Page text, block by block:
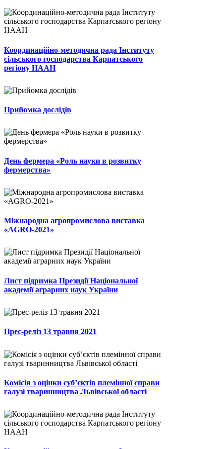
Координаційно-методична рада Інституту
сільського господарства Карпатського
регіону НААН
Прийомка дослідів
День фермера «Роль науки в розвитку
фермерства»
Міжнародна агропромислова виставка
«AGRO-2021»
Лист підримка Президії Національної
академії аграрних наук України
Прес-реліз 13 травня 2021
Комісія з оцінки суб’єктів племінної справи
галузі тваринництва Львівської області